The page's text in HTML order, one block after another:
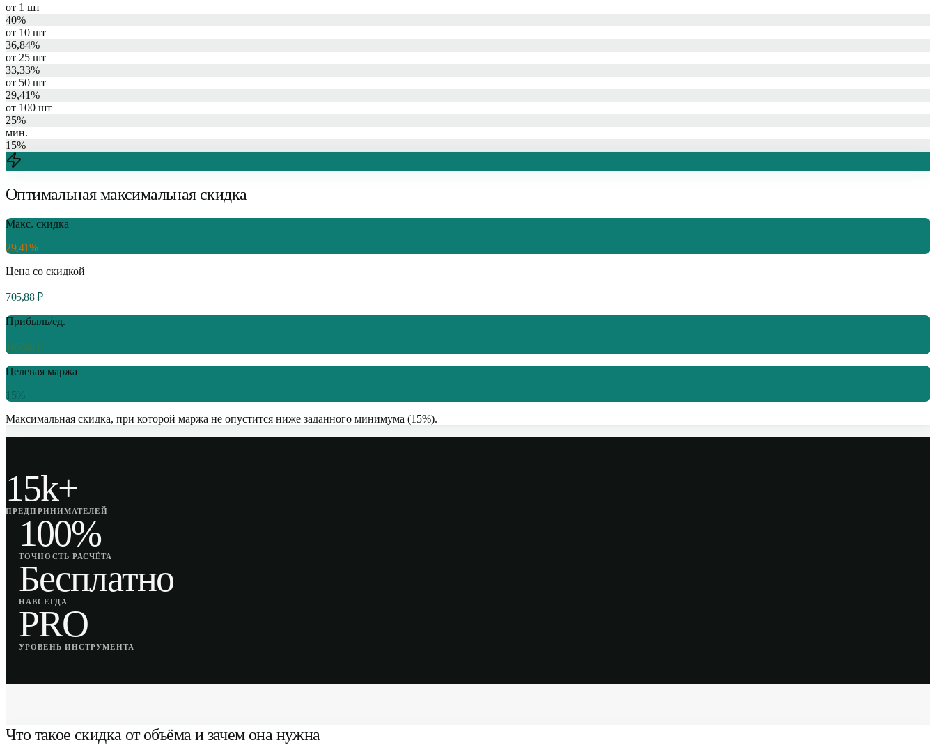
от 1 шт
40%
от 10 шт
36,84%
от 25 шт
33,33%
от 50 шт
29,41%
от 100 шт
25%
мин.
15%
Оптимальная максимальная скидка
Макс. скидка
29,41%
Цена со скидкой
705,88 ₽
Прибыль/ед.
105,88 ₽
Целевая маржа
15%
Максимальная скидка, при которой маржа не опустится ниже заданного минимума (15%).
15k+
ПРЕДПРИНИМАТЕЛЕЙ
100%
ТОЧНОСТЬ РАСЧЁТА
Бесплатно
НАВСЕГДА
PRO
УРОВЕНЬ ИНСТРУМЕНТА
Что такое скидка от объёма и зачем она нужна